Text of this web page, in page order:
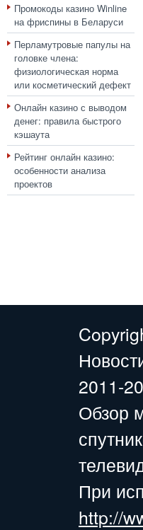
Промокоды казино Winline
на фриспины в Беларуси
Перламутровые папулы на
головке члена:
физиологическая норма
или косметический дефект
Онлайн казино с выводом
денег: правила быстрого
кэшаута
Рейтинг онлайн казино:
особенности анализа
проектов
2011-
Обзор
При
http://